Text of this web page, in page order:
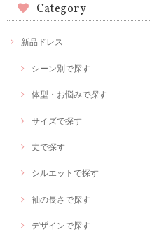
Category
新品ドレス
シーン別で探す
体型・お悩みで探す
サイズで探す
丈で探す
シルエットで探す
袖の長さで探す
デザインで探す